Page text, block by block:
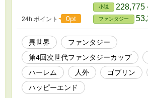
生するのかを。 なぜ何回もゴブリンになるの
それが最弱の魔物ゴブリンに課せられた使命な
24h.ポイント
0pt
小説 228,775
ファンタジー
異世界
ファンタジー
第4回次世代ファンタジーカップ
ハーレム
人外 ゴブリン
ハッピーエンド